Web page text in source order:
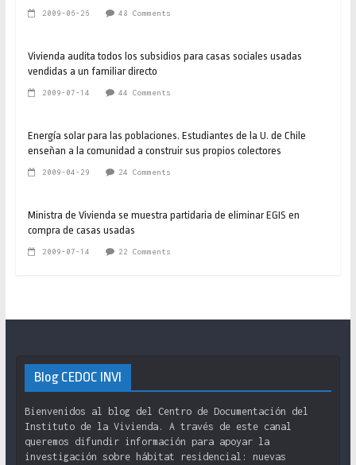
2009-06-26 48 Comments
Vivienda audita todos los subsidios para casas sociales usadas
vendidas a un familiar directo
2009-07-14 44 Comments
Energía solar para las poblaciones. Estudiantes de la U. de Chile
enseñan a la comunidad a construir sus propios colectores
2009-04-29 24 Comments
Ministra de Vivienda se muestra partidaria de eliminar EGIS en
compra de casas usadas
2009-07-14 22 Comments
Blog CEDOC INVI
Bienvenidos al blog del Centro de Documentación del
Instituto de la Vivienda. A través de este canal
queremos difundir información para apoyar la
investigación sobre hábitat residencial: nuevas